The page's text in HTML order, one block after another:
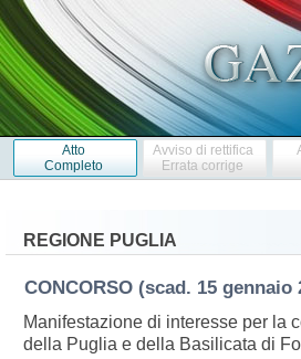
Atto
Completo
Avviso di rettifica
Errata corrige
REGIONE PUGLIA
CONCORSO (scad. 15 gennaio
Manifestazione di interesse per la
della Puglia e della Basilicata di